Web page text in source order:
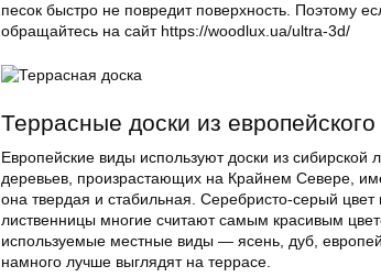
песок быстро не повредит поверхность. Поэтому
обращайтесь на сайт https://woodlux.ua/ultra-3d/
Террасные доски из
Европейские виды используют доски из сибирской
деревьев, произрастающих на Крайнем Севере,
она твердая и стабильная. Серебристо-серый
лиственницы многие считают самым красивым
используемые местные виды — ясень, дуб,
намного лучше выглядят на террасе.